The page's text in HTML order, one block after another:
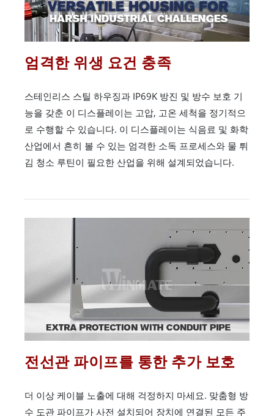
엄격한 위생 요건 충족
스테인리스 스틸 하우징과 IP69K 방진 및 방수 보호 기
능을 갖춘 이 디스플레이는 고압, 고온 세척을 정기적으
로 수행할 수 있습니다. 이 디스플레이는 식음료 및 화학
산업에서 흔히 볼 수 있는 엄격한 소독 프로세스와 물 튀
김 청소 루틴이 필요한 산업을 위해 설계되었습니다.
전선관 파이프를 통한 추가 보호
더 이상 케이블 노출에 대해 걱정하지 마세요. 맞춤형 방
수 도관 파이프가 사전 설치되어 장치에 연결된 모든 주